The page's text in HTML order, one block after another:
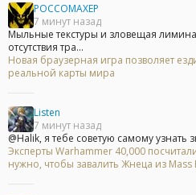
POCCOMAXEP
7 минут назад
Мыльные текстуры и зловещая
отсутствия тра...
Новая браузерная игра позволяет
реальной карты мира
Listen
7 минут назад
@Halik, я тебе советую самому узнать
Эксперты Warhammer 40,000
нужно, чтобы завалить Жнеца из Mass